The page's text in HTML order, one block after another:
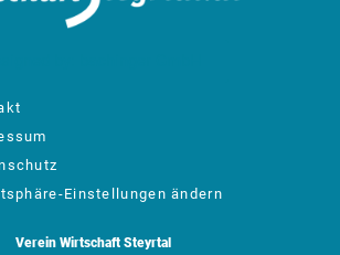
Einstellungen ändern
Verein Wirtschaft Steyrtal